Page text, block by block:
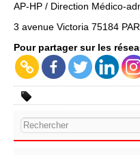
AP-HP / Direction Médico-
3 avenue Victoria 75184
Pour partager sur les